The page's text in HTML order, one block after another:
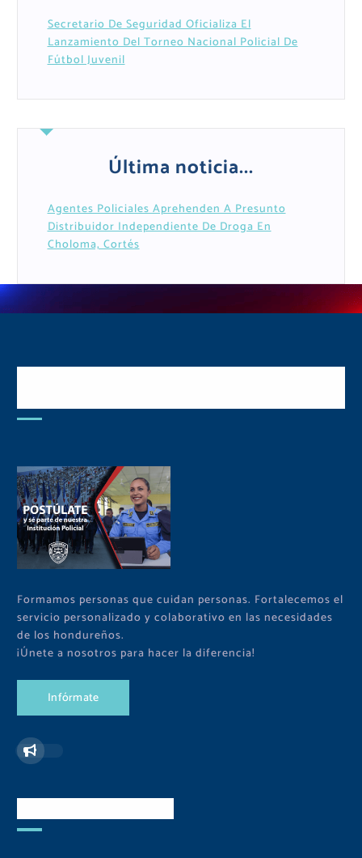
Secretario De Seguridad Oficializa El
Lanzamiento Del Torneo Nacional Policial De
Fútbol Juvenil
Última noticia...
Agentes Policiales Aprehenden A Presunto
Distribuidor Independiente De Droga En
Choloma, Cortés
Formamos personas que cuidan personas. Fortalecemos el
servicio personalizado y colaborativo en las necesidades
de los hondureños.
¡Únete a nosotros para hacer la diferencia!
Infórmate